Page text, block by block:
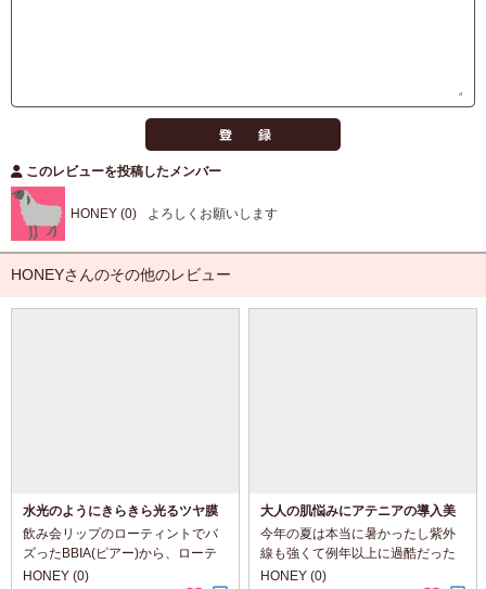
このレビューを投稿したメンバー
HONEY (0) よろしくお願いします
HONEYさんのその他のレビュー
水光のようにきらきら光るツヤ膜
で唇をラッピングするBBIAのグロ
ウティント
飲み会リップのローティントでバ
ズったBBIA(ピアー)から、ローテ
ィントよりさらにシアーな「グロ
HONEY (0)
大人の肌悩みにアテニアの導入美
容液 プライマーショット
今年の夏は本当に暑かったし紫外
線も強くて例年以上に過酷だった
気がしますが、 私は秋の花粉症が
HONEY (0)